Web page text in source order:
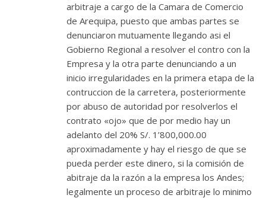
arbitraje a cargo de la Camara de Comercio
de Arequipa, puesto que ambas partes se
denunciaron mutuamente llegando asi el
Gobierno Regional a resolver el contro con la
Empresa y la otra parte denunciando a un
inicio irregularidades en la primera etapa de la
contruccion de la carretera, posteriormente
por abuso de autoridad por resolverlos el
contrato «ojo» que de por medio hay un
adelanto del 20% S/. 1’800,000.00
aproximadamente y hay el riesgo de que se
pueda perder este dinero, si la comisión de
abitraje da la razón a la empresa los Andes;
legalmente un proceso de arbitraje lo minimo